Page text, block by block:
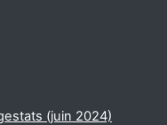
(juin 2024)